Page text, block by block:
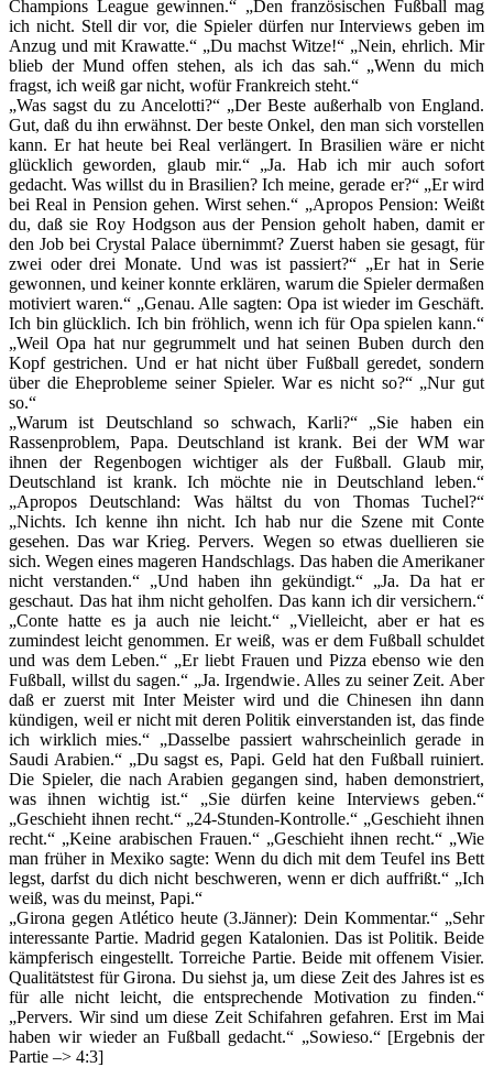
Champions League gewinnen.“ „Den französischen Fußball mag
ich nicht. Stell dir vor, die Spieler dürfen nur Interviews geben im
Anzug und mit Krawatte.“ „Du machst Witze!“ „Nein, ehrlich. Mir
blieb der Mund offen stehen, als ich das sah.“ „Wenn du mich
fragst, ich weiß gar nicht, wofür Frankreich steht.“
„Was sagst du zu Ancelotti?“ „Der Beste außerhalb von England.
Gut, daß du ihn erwähnst. Der beste Onkel, den man sich vorstellen
kann. Er hat heute bei Real verlängert. In Brasilien wäre er nicht
glücklich geworden, glaub mir.“ „Ja. Hab ich mir auch sofort
gedacht. Was willst du in Brasilien? Ich meine, gerade er?“ „Er wird
bei Real in Pension gehen. Wirst sehen.“ „Apropos Pension: Weißt
du, daß sie Roy Hodgson aus der Pension geholt haben, damit er
den Job bei Crystal Palace übernimmt? Zuerst haben sie gesagt, für
zwei oder drei Monate. Und was ist passiert?“ „Er hat in Serie
gewonnen, und keiner konnte erklären, warum die Spieler dermaßen
motiviert waren.“ „Genau. Alle sagten: Opa ist wieder im Geschäft.
Ich bin glücklich. Ich bin fröhlich, wenn ich für Opa spielen kann.“
„Weil Opa hat nur gegrummelt und hat seinen Buben durch den
Kopf gestrichen. Und er hat nicht über Fußball geredet, sondern
über die Eheprobleme seiner Spieler. War es nicht so?“ „Nur gut
so.“
„Warum ist Deutschland so schwach, Karli?“ „Sie haben ein
Rassenproblem, Papa. Deutschland ist krank. Bei der WM war
ihnen der Regenbogen wichtiger als der Fußball. Glaub mir,
Deutschland ist krank. Ich möchte nie in Deutschland leben.“
„Apropos Deutschland: Was hältst du von Thomas Tuchel?“
„Nichts. Ich kenne ihn nicht. Ich hab nur die Szene mit Conte
gesehen. Das war Krieg. Pervers. Wegen so etwas duellieren sie
sich. Wegen eines mageren Handschlags. Das haben die Amerikaner
nicht verstanden.“ „Und haben ihn gekündigt.“ „Ja. Da hat er
geschaut. Das hat ihm nicht geholfen. Das kann ich dir versichern.“
„Conte hatte es ja auch nie leicht.“ „Vielleicht, aber er hat es
zumindest leicht genommen. Er weiß, was er dem Fußball schuldet
und was dem Leben.“ „Er liebt Frauen und Pizza ebenso wie den
Fußball, willst du sagen.“ „Ja. Irgendwie. Alles zu seiner Zeit. Aber
daß er zuerst mit Inter Meister wird und die Chinesen ihn dann
kündigen, weil er nicht mit deren Politik einverstanden ist, das finde
ich wirklich mies.“ „Dasselbe passiert wahrscheinlich gerade in
Saudi Arabien.“ „Du sagst es, Papi. Geld hat den Fußball ruiniert.
Die Spieler, die nach Arabien gegangen sind, haben demonstriert,
was ihnen wichtig ist.“ „Sie dürfen keine Interviews geben.“
„Geschieht ihnen recht.“ „24-Stunden-Kontrolle.“ „Geschieht ihnen
recht.“ „Keine arabischen Frauen.“ „Geschieht ihnen recht.“ „Wie
man früher in Mexiko sagte: Wenn du dich mit dem Teufel ins Bett
legst, darfst du dich nicht beschweren, wenn er dich auffrißt.“ „Ich
weiß, was du meinst, Papi.“
„Girona gegen Atlético heute (3.Jänner): Dein Kommentar.“ „Sehr
interessante Partie. Madrid gegen Katalonien. Das ist Politik. Beide
kämpferisch eingestellt. Torreiche Partie. Beide mit offenem Visier.
Qualitätstest für Girona. Du siehst ja, um diese Zeit des Jahres ist es
für alle nicht leicht, die entsprechende Motivation zu finden.“
„Pervers. Wir sind um diese Zeit Schifahren gefahren. Erst im Mai
haben wir wieder an Fußball gedacht.“ „Sowieso.“ [Ergebnis der
Partie –> 4:3]